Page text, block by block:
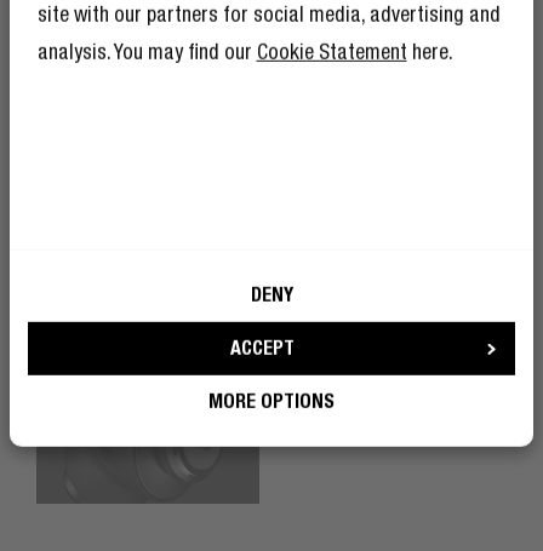
site with our partners for social media, advertising and
analysis. You may find our Cookie Statement here.
DENY
ACCEPT
MORE OPTIONS
DIVENTA UN/A RIBELLE